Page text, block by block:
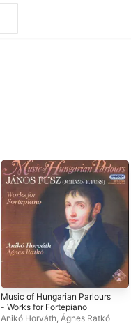
Music of Hungarian Parlours
- Works for Fortepiano
Anikó Horváth Ágnes Ratkó